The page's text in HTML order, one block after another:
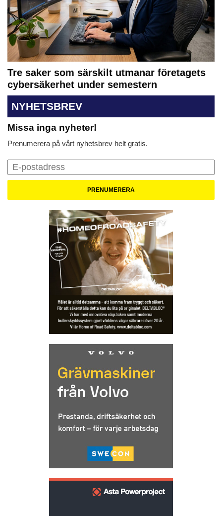
Tre saker som särskilt utmanar företagets
cybersäkerhet under semestern
NYHETSBREV
Missa inga nyheter!
Prenumerera på vårt nyhetsbrev helt gratis.